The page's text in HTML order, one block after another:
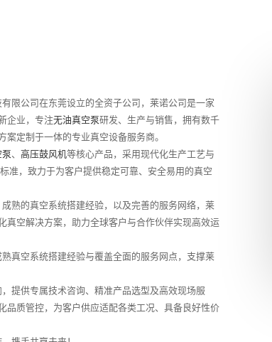
公司在东莞设立的全资子公司，莱诺公司是一家
企业，专注无油真空泵研发、生产与销售，拥有数千
定制于一体的专业真空设备服务商。
、 高压鼓风机等核心产品，采用现代化生产工艺与
准，致力于为客户提供稳定可靠、安全易用的真空
的真空系统搭建经验，以及完善的服务网络，莱
真空解决方案，助力全球客户与合作伙伴实现高效运
空系统搭建经验与覆盖全面的服务网点，支撑莱
供专属技术咨询、精准产品选型及高效现场服
品质管控，为客户供应适配各类工况、具备良好性价